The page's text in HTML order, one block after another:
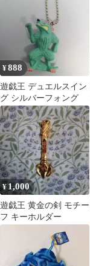
¥888
遊戯王 デュエルスイン
グ シルバーフォング
¥1,000
遊戯王 黄金の剣 モチー
フ キーホルダー